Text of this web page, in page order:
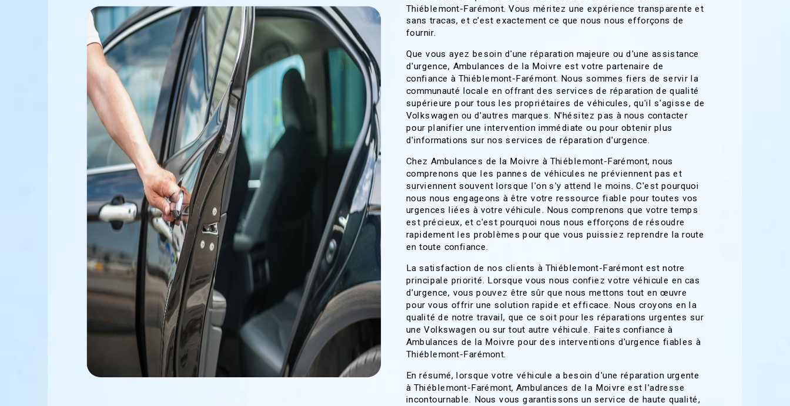
Thiéblemont-Farémont. Vous méritez une expérience transparente et
sans tracas, et c'est exactement ce que nous nous efforçons de
fournir.
Que vous ayez besoin d'une réparation majeure ou d'une assistance
d'urgence, Ambulances de la Moivre est votre partenaire de
confiance à Thiéblemont-Farémont. Nous sommes fiers de servir la
communauté locale en offrant des services de réparation de qualité
supérieure pour tous les propriétaires de véhicules, qu'il s'agisse de
Volkswagen ou d'autres marques. N'hésitez pas à nous contacter
pour planifier une intervention immédiate ou pour obtenir plus
d'informations sur nos services de réparation d'urgence.
Chez Ambulances de la Moivre à Thiéblemont-Farémont, nous
comprenons que les pannes de véhicules ne préviennent pas et
surviennent souvent lorsque l'on s'y attend le moins. C'est pourquoi
nous nous engageons à être votre ressource fiable pour toutes vos
urgences liées à votre véhicule. Nous comprenons que votre temps
est précieux, et c'est pourquoi nous nous efforçons de résoudre
rapidement les problèmes pour que vous puissiez reprendre la route
en toute confiance.
La satisfaction de nos clients à Thiéblemont-Farémont est notre
principale priorité. Lorsque vous nous confiez votre véhicule en cas
d'urgence, vous pouvez être sûr que nous mettons tout en œuvre
pour vous offrir une solution rapide et efficace. Nous croyons en la
qualité de notre travail, que ce soit pour les réparations urgentes sur
une Volkswagen ou sur tout autre véhicule. Faites confiance à
Ambulances de la Moivre pour des interventions d'urgence fiables à
Thiéblemont-Farémont.
En résumé, lorsque votre véhicule a besoin d'une réparation urgente
à Thiéblemont-Farémont, Ambulances de la Moivre est l'adresse
incontournable. Nous vous garantissons un service de haute qualité,